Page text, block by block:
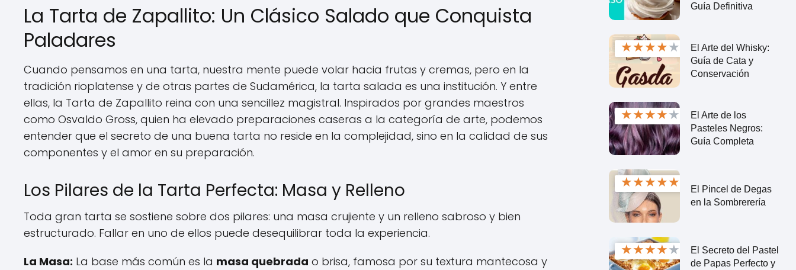
La Tarta de Zapallito: Un Clásico Salado que Conquista
Paladares
Cuando pensamos en una tarta, nuestra mente puede volar hacia frutas y cremas, pero en la
tradición rioplatense y de otras partes de Sudamérica, la tarta salada es una institución. Y entre
ellas, la Tarta de Zapallito reina con una sencillez magistral. Inspirados por grandes maestros
como Osvaldo Gross, quien ha elevado preparaciones caseras a la categoría de arte, podemos
entender que el secreto de una buena tarta no reside en la complejidad, sino en la calidad de sus
componentes y el amor en su preparación.
Los Pilares de la Tarta Perfecta: Masa y Relleno
Toda gran tarta se sostiene sobre dos pilares: una masa crujiente y un relleno sabroso y bien
estructurado. Fallar en uno de ellos puede desequilibrar toda la experiencia.
La Masa: La base más común es la masa quebrada o brisa, famosa por su textura mantecosa y
Guía Definitiva
★★★★★
El Arte del Whisky:
Guía de Cata y
Conservación
★★★★★
El Arte de los
Pasteles Negros:
Guía Completa
★★★★★
El Pincel de Degas
en la Sombrerería
★★★★★
El Secreto del Pastel
de Papas Perfecto y